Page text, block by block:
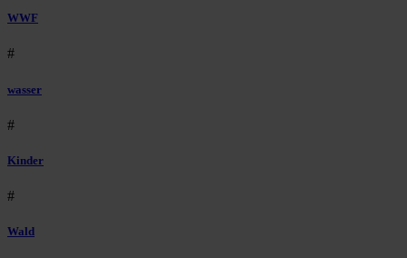
WWF
#
wasser
#
Kinder
#
Wald